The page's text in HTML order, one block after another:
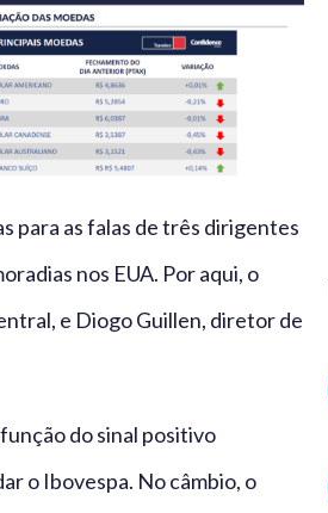
para as falas de três dirigentes
nos EUA. Por aqui, o
e Diogo Guillen, diretor de
do sinal positivo
o Ibovespa. No câmbio, o